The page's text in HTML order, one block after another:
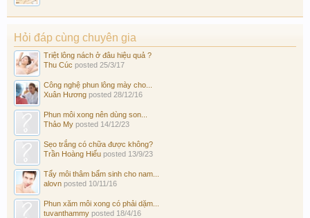
Hỏi đáp cùng chuyên gia
Triệt lông nách ở đâu hiệu quả ?
Thu Cúc posted 25/3/17
Công nghệ phun lông mày cho...
Xuân Hương posted 28/12/16
Phun môi xong nên dùng son...
Thảo My posted 14/12/23
Sẹo trắng có chữa được không?
Trần Hoàng Hiếu posted 13/9/23
Tẩy môi thâm bẩm sinh cho nam...
alovn posted 10/11/16
Phun xăm môi xong có phải dặm...
tuvanthammy posted 18/4/16